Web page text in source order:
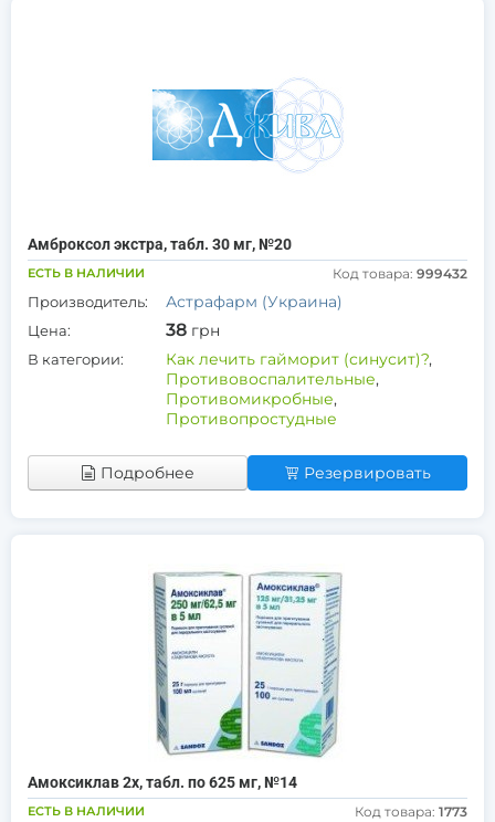
Амброксол экстра, табл. 30 мг, №20
ЕСТЬ В НАЛИЧИИ Код товара: 999432
Производитель: Астрафарм (Украина)
Цена: 38 грн
В категории: Как лечить гайморит (синусит)?,
Противовоспалительные,
Противомикробные,
Противопростудные
Подробнее Резервировать
Амоксиклав 2х, табл. по 625 мг, №14
ЕСТЬ В НАЛИЧИИ Код товара: 1773